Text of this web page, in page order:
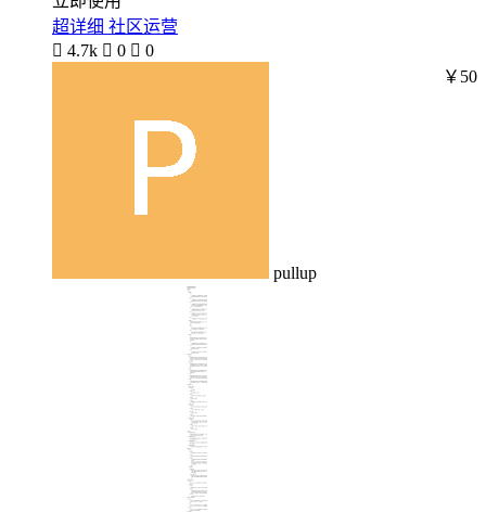
超详细 社区运营
 4.7k  0  0
pullup
￥50